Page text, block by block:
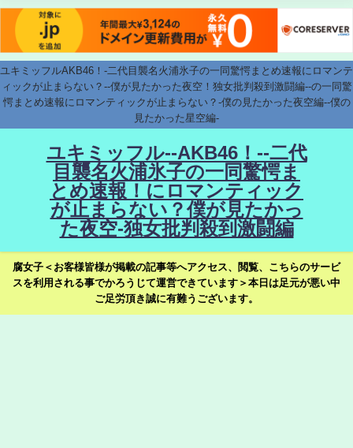
ユキミッフルAKB46！-二代目襲名火浦氷子の一同驚愕まとめ速報にロマンテ
ィックが止まらない？--僕が見たかった夜空！独女批判殺到激闘編--の一同驚
愕まとめ速報にロマンティックが止まらない？-僕の見たかった夜空編--僕の
見たかった星空編-
ユキミッフル--AKB46！--二代
目襲名火浦氷子の一同驚愕ま
とめ速報！にロマンティック
が止まらない？僕が見たかっ
た夜空-独女批判殺到激闘編
腐女子＜お客様皆様が掲載の記事等へアクセス、閲覧、こちらのサービ
スを利用される事でかろうじて運営できています＞本日は足元が悪い中
ご足労頂き誠に有難うございます。